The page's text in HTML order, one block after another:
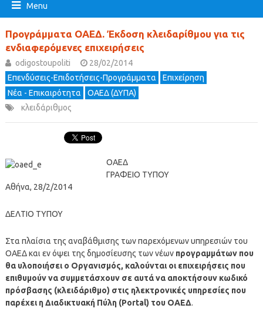
Menu
Προγράμματα ΟΑΕΔ. Έκδοση κλειδαρίθμου για τις
ενδιαφερόμενες επιχειρήσεις
odigostoupoliti
28/02/2014
Επενδύσεις-Επιδοτήσεις-Προγράμματα
Επιχείρηση
Νέα - Επικαιρότητα
ΟΑΕΔ (ΔΥΠΑ)
κλειδάριθμος
ΟΑΕΔ
ΓΡΑΦΕΙΟ ΤΥΠΟΥ
Αθήνα, 28/2/2014
ΔΕΛΤΙΟ ΤΥΠΟΥ
Στα πλαίσια της αναβάθμισης των παρεχόμενων υπηρεσιών του
ΟΑΕΔ και εν όψει της δημοσίευσης των νέων προγραμμάτων που
θα υλοποιήσει ο Οργανισμός, καλούνται οι επιχειρήσεις που
επιθυμούν να συμμετάσχουν σε αυτά να αποκτήσουν κωδικό
πρόσβασης (κλειδάριθμο) στις ηλεκτρονικές υπηρεσίες που
παρέχει η Διαδικτυακή Πύλη (Portal) του ΟΑΕΔ.